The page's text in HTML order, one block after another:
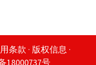
条款
版权信息
18000737号